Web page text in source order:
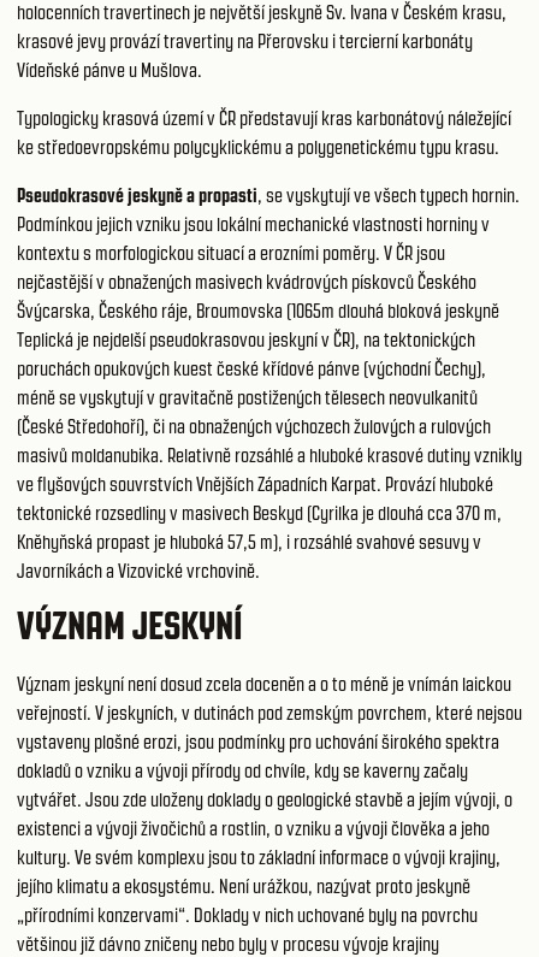
holocenních travertinech je největší jeskyně Sv. Ivana v Českém krasu,
krasové jevy provází travertiny na Přerovsku i tercierní karbonáty
Vídeňské pánve u Mušlova.
Typologicky krasová území v ČR představují kras karbonátový náležející
ke středoevropskému polycyklickému a polygenetickému typu krasu.
Pseudokrasové jeskyně a propasti, se vyskytují ve všech typech hornin.
Podmínkou jejich vzniku jsou lokální mechanické vlastnosti horniny v
kontextu s morfologickou situací a erozními poměry. V ČR jsou
nejčastější v obnažených masivech kvádrových pískovců Českého
Švýcarska, Českého ráje, Broumovska (1065m dlouhá bloková jeskyně
Teplická je nejdelší pseudokrasovou jeskyní v ČR), na tektonických
poruchách opukových kuest české křídové pánve (východní Čechy),
méně se vyskytují v gravitačně postižených tělesech neovulkanitů
(České Středohoří), či na obnažených výchozech žulových a rulových
masivů moldanubika. Relativně rozsáhlé a hluboké krasové dutiny vznikly
ve flyšových souvrstvích Vnějších Západních Karpat. Provází hluboké
tektonické rozsedliny v masivech Beskyd (Cyrilka je dlouhá cca 370 m,
Kněhyňská propast je hluboká 57,5 m), i rozsáhlé svahové sesuvy v
Javorníkách a Vizovické vrchovině.
VÝZNAM JESKYNÍ
Význam jeskyní není dosud zcela doceněn a o to méně je vnímán laickou
veřejností. V jeskyních, v dutinách pod zemským povrchem, které nejsou
vystaveny plošné erozi, jsou podmínky pro uchování širokého spektra
dokladů o vzniku a vývoji přírody od chvíle, kdy se kaverny začaly
vytvářet. Jsou zde uloženy doklady o geologické stavbě a jejím vývoji, o
existenci a vývoji živočichů a rostlin, o vzniku a vývoji člověka a jeho
kultury. Ve svém komplexu jsou to základní informace o vývoji krajiny,
jejího klimatu a ekosystému. Není urážkou, nazývat proto jeskyně
„přírodními konzervami“. Doklady v nich uchované byly na povrchu
většinou již dávno zničeny nebo byly v procesu vývoje krajiny